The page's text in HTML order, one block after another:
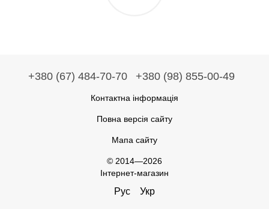
+380 (67) 484-70-70 +380 (98) 855-00-49
Контактна інформація
Повна версія сайту
Мапа сайту
© 2014—2026
Інтернет-магазин
Рус Укр